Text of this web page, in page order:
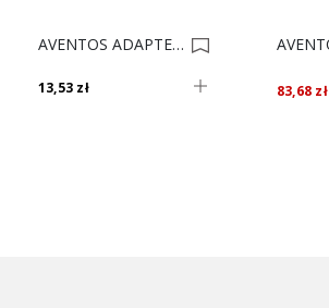
AVENTOS ADAPTER CLIP RAMA PRAWY 175H5B00 0006326
13,53 zł 83,68 zł